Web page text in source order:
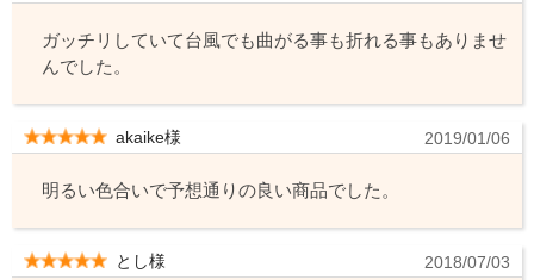
ガッチリしていて台風でも曲がる事も折れる事もありませ
んでした。
akaike様 2019/01/06
明るい色合いで予想通りの良い商品でした。
とし様 2018/07/03